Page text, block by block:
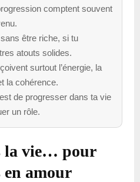
comptent souvent
être riche, si tu
atouts solides.
surtout l’énergie, la
la cohérence.
de progresser dans ta vie
un rôle.
la vie… pour
en amour